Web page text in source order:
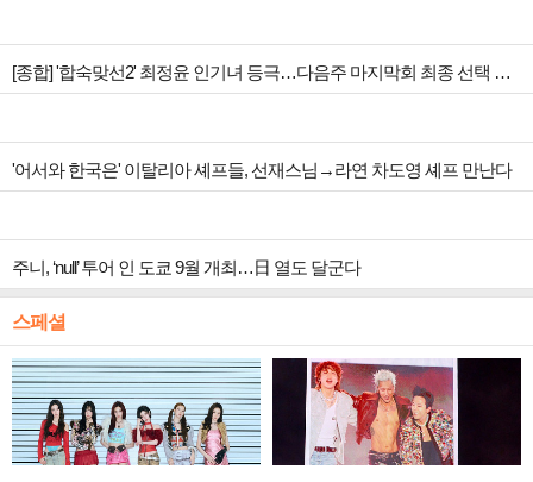
[종합] '합숙맞선2' 최정윤 인기녀 등극…다음주 마지막회 최종 선택 예고
'어서와 한국은' 이탈리아 셰프들, 선재스님→라연 차도영 셰프 만난다
주니, ‘null’ 투어 인 도쿄 9월 개최…日 열도 달군다
스페셜